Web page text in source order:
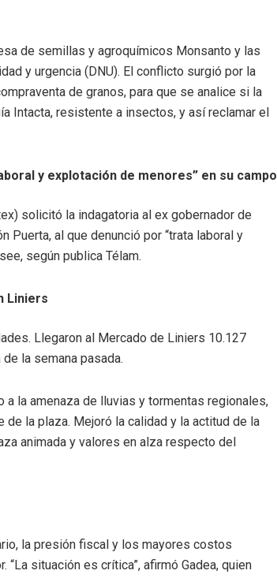
de semillas y agroquímicos Monsanto y las
y urgencia (DNU). El conflicto surgió por la
de granos, para que se analice si la
Intacta, resistente a insectos, y así reclamar el
y explotación de menores” en su campo
solicitó la indagatoria al ex gobernador de
Puerta, al que denunció por “trata laboral y
según publica Télam.
Liniers
Llegaron al Mercado de Liniers 10.127
la semana pasada.
a la amenaza de lluvias y tormentas regionales,
de la plaza. Mejoró la calidad y la actitud de la
animada y valores en alza respecto del
la presión fiscal y los mayores costos
situación es crítica”, afirmó Gadea, quien